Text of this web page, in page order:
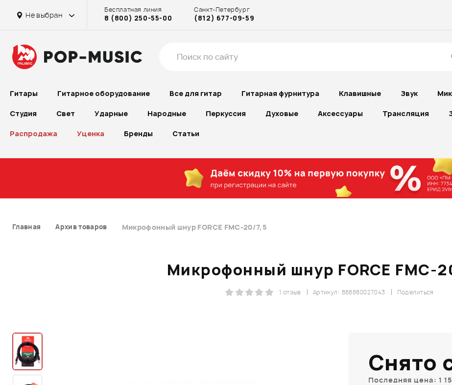
Не выбран
Бесплатная линия
8 (800) 250-55-00
Санкт-Петербург
(812) 677-09-59
Гитары Гитарное оборудование Все для гитар Гитарная фурнитура Клавишные Звук
Студия Свет Ударные Народные Перкуссия Духовые Аксессуары Трансляция
Распродажа Уценка Бренды Статьи
Главная Архив товаров Микрофонный шнур FORCE FMC-20/7,5
Микрофонный шнур FORCE FMC-
Поделиться
Артикул: 888880027043
1 отзыв
Снято
Последняя цена: 1